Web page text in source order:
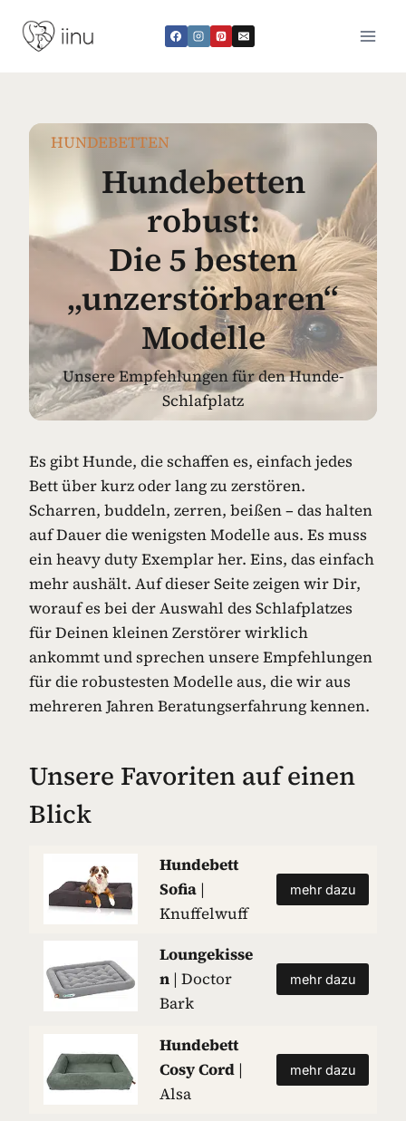
Inhalt
springen
HUNDEBETTEN
Hundebetten
robust:
Die 5 besten
„unzerstörbaren“
Modelle
Unsere Empfehlungen für den Hunde-
Schlafplatz
Es gibt Hunde, die schaffen es, einfach jedes
Bett über kurz oder lang zu zerstören.
Scharren, buddeln, zerren, beißen – das halten
auf Dauer die wenigsten Modelle aus. Es muss
ein heavy duty Exemplar her. Eins, das einfach
mehr aushält. Auf dieser Seite zeigen wir Dir,
worauf es bei der Auswahl des Schlafplatzes
für Deinen kleinen Zerstörer wirklich
ankommt und sprechen unsere Empfehlungen
für die robustesten Modelle aus, die wir aus
mehreren Jahren Beratungserfahrung kennen.
Unsere Favoriten auf einen
Blick
Hundebett
Sofia |
Knuffelwuff
mehr dazu
Loungekisse
n | Doctor
Bark
mehr dazu
Hundebett
Cosy Cord |
Alsa
mehr dazu